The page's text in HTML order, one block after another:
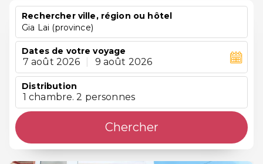
Rechercher ville, région ou hôtel
Gia Lai (province)
Dates de votre voyage
7 août 2026 9 août 2026
Distribution
1 chambre. 2 personnes
Chercher